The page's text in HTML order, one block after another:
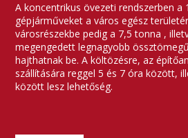
A koncentrikus övezeti rendszerben a
gépjárműveket a város egész
városrészekbe pedig a 7,5 tonna ,
megengedett legnagyobb
hajthatnak be. A költözésre, az
szállítására reggel 5 és 7 óra között,
között lesz lehetőség.